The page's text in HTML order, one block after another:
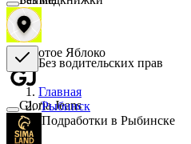
Золотое Яблоко
Gloria Jeans
Без водительских прав
Главная
/Рыбинск
Подработки в Рыбинске